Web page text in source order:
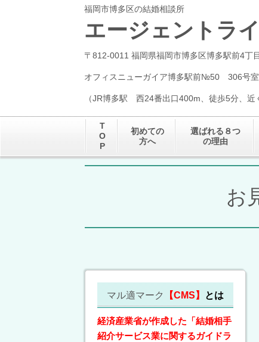
福岡市博多区の結婚相談所
エージェントラ
〒812-0011 福岡県福岡市博多区博多駅前4丁
オフィスニューガイア博多駅前№50 306号室
（JR博多駅 西24番出口400m、徒歩5分、近
T
O
P
初めての
方へ
選ばれる８つ
の理由
お
マル適マーク 【CMS】 とは
経済産業省が作成した「結婚相手
紹介サービス業に関するガイドラ